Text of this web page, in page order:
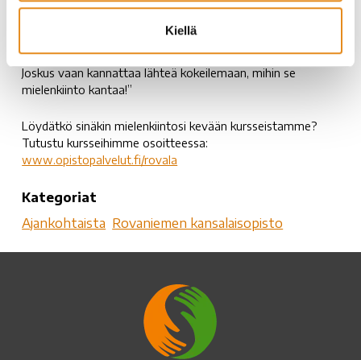
Kiellä
laajentamaan osaamistani ja tästä varmasti jatketaan vielä
Rovaniemen kansalaisopiston Lapinvyö-kurssilta, siitä iso
kiitos kuuluu mahtavalle nahkatyön ohjaajalle Tommille.
Joskus vaan kannattaa lähteä kokeilemaan, mihin se
mielenkiinto kantaa!”
Löydätkö sinäkin mielenkiintosi kevään kursseistamme?
Tutustu kursseihimme osoitteessa:
www.opistopalvelut.fi/rovala
Kategoriat
Ajankohtaista Rovaniemen kansalaisopisto